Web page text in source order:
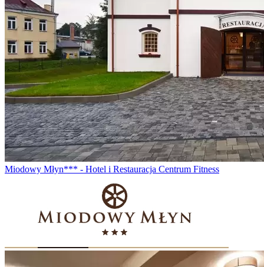
Miodowy Młyn*** - Hotel i Restauracja Centrum Fitness